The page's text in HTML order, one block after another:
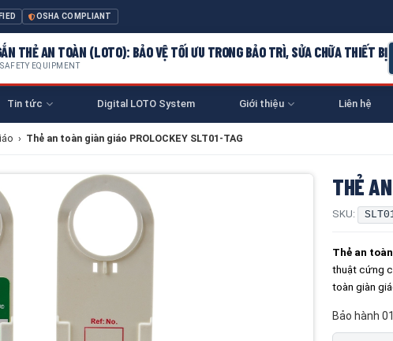
OSHA COMPLIANT
THẺ AN TOÀN (LOTO): BẢO VỆ TỐI ƯU TRONG BẢO TRÌ, SỬA CHỮA THIẾT BỊ
EQUIPMENT
Tin tức Digital LOTO System Giới thiệu Liên hệ
› Thẻ an toàn giàn giáo PROLOCKEY SLT01-TAG
THẺ
SKU:
Thẻ an
thuật cứng
toàn giàn
Bảo hành